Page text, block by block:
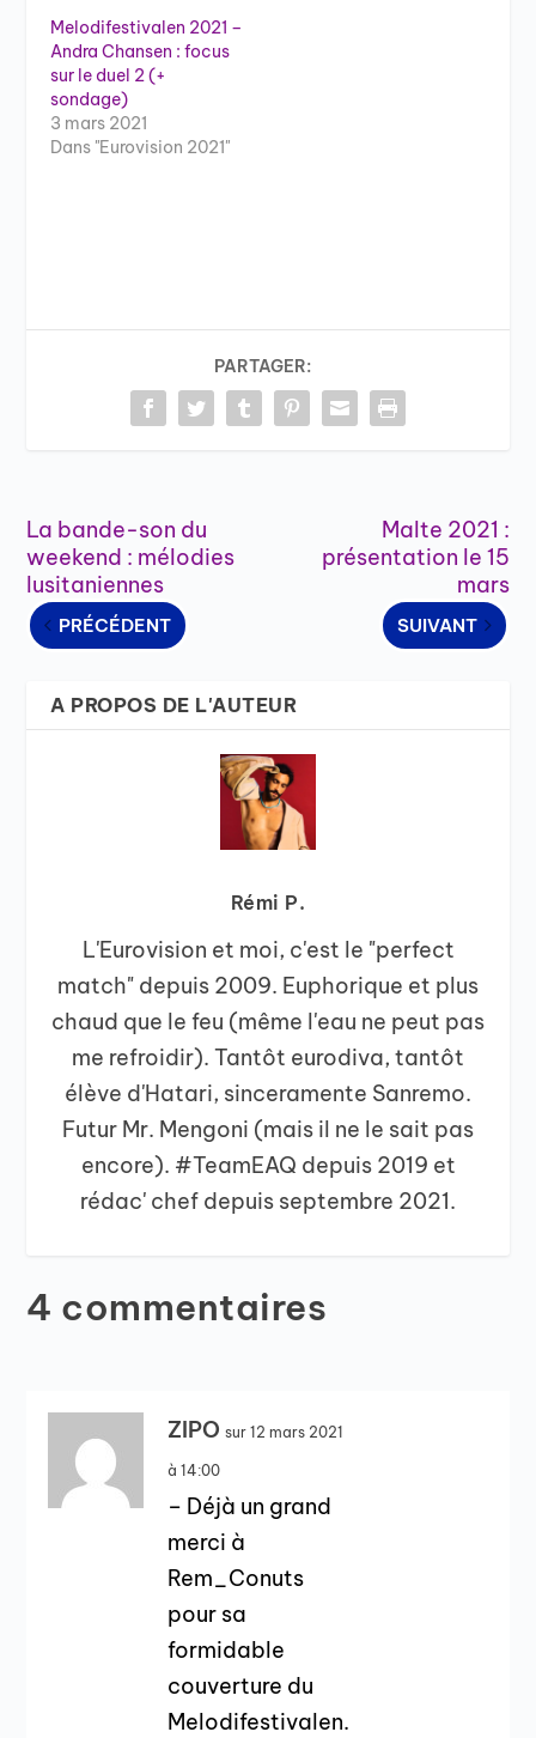
Melodifestivalen 2021 –
Andra Chansen : focus
sur le duel 2 (+
sondage)
3 mars 2021
Dans "Eurovision 2021"
PARTAGER:
La bande-son du
weekend : mélodies
lusitaniennes
PRÉCÉDENT
Malte 2021 :
présentation le 15
mars
SUIVANT
A PROPOS DE L'AUTEUR
Rémi P.
L'Eurovision et moi, c'est le "perfect
match" depuis 2009. Euphorique et plus
chaud que le feu (même l'eau ne peut pas
me refroidir). Tantôt eurodiva, tantôt
élève d'Hatari, sinceramente Sanremo.
Futur Mr. Mengoni (mais il ne le sait pas
encore). #TeamEAQ depuis 2019 et
rédac' chef depuis septembre 2021.
4 commentaires
ZIPO sur 12 mars 2021
à 14:00
– Déjà un grand
merci à
Rem_Conuts
pour sa
formidable
couverture du
Melodifestivalen.